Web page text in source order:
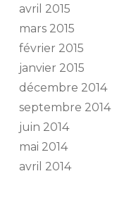
avril 2015
mars 2015
février 2015
janvier 2015
décembre 2014
septembre 2014
juin 2014
mai 2014
avril 2014